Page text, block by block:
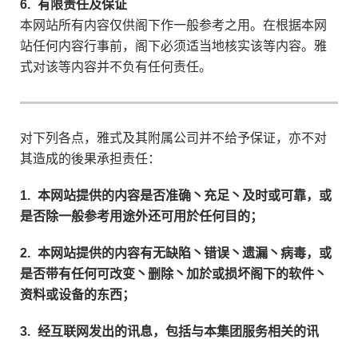
6. 有限责任及保证
本网站所有内容仅供阁下作一般参考之用。在根据本网
站任何内容行事前，阁下必须适当地核实该等内容。雅
式对该等内容并不负有任何责任。
对下列各点，雅式及其附属公司并不给予保证，亦不对
其造成的後果承担责任：
1. 本网站提供的内容是否准确丶充足丶及时或可靠，或
是否除一般参考用途外还可用於任何目的；
2. 本网站提供的内容有无缺陷丶错误丶遗漏丶病毒，或
是否带有任何可改变丶删除丶加於或损坏阁下的软件丶
资料或设备的东西；
3. 经互联网发出的讯息，包括与本集团服务相关的讯